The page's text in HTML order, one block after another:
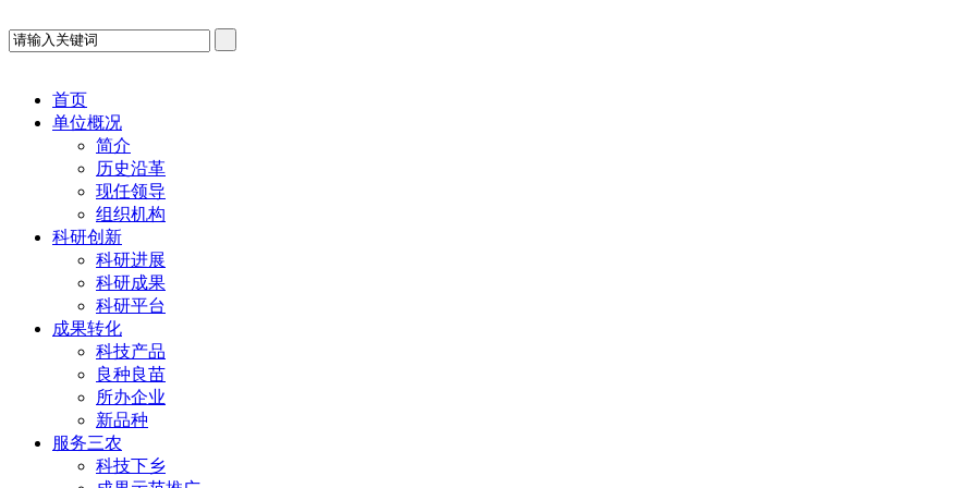
首页
单位概况
简介
历史沿革
现任领导
组织机构
科研创新
科研进展
科研成果
科研平台
成果转化
科技产品
良种良苗
所办企业
新品种
服务三农
科技下乡